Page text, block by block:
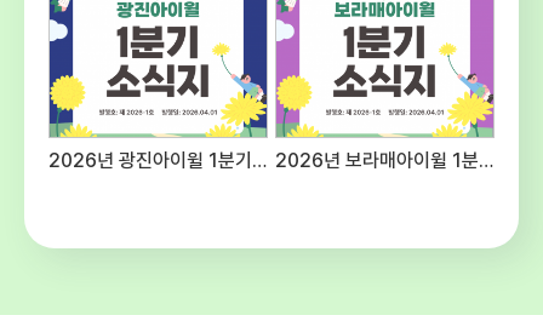
예산편성기준에 의함주5일, 40시간(근무
여건에 따라 출퇴근 시간을 탄력적으로 적용할
수 있음) ○ 공통사항 - 후생복지 : 국민연금,
건강보험, 산재 및 고용보험 4대보험 가입 -
수습기간 : 채용일로부터 3개월(수습기간 종료
기타사항 : 내부 보직 발령 및 업무분장은 근무
주시고 연락처를 반드시 기재해주십시오.○
2026년 광진아이윌 1분기 소식지 2026년 보라매아이윌 1분기 소식지